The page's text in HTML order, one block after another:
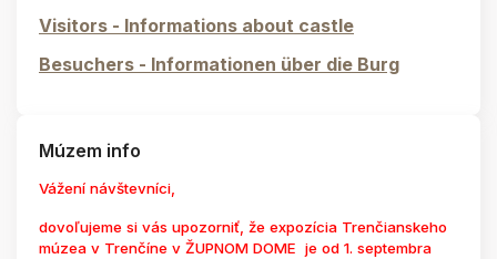
Visitors - Informations about castle
Besuchers - Informationen über die Burg
Múzem info
Vážení návštevníci,
dovoľujeme si vás upozorniť, že expozícia Trenčianskeho
múzea v Trenčíne v ŽUPNOM DOME je od 1. septembra